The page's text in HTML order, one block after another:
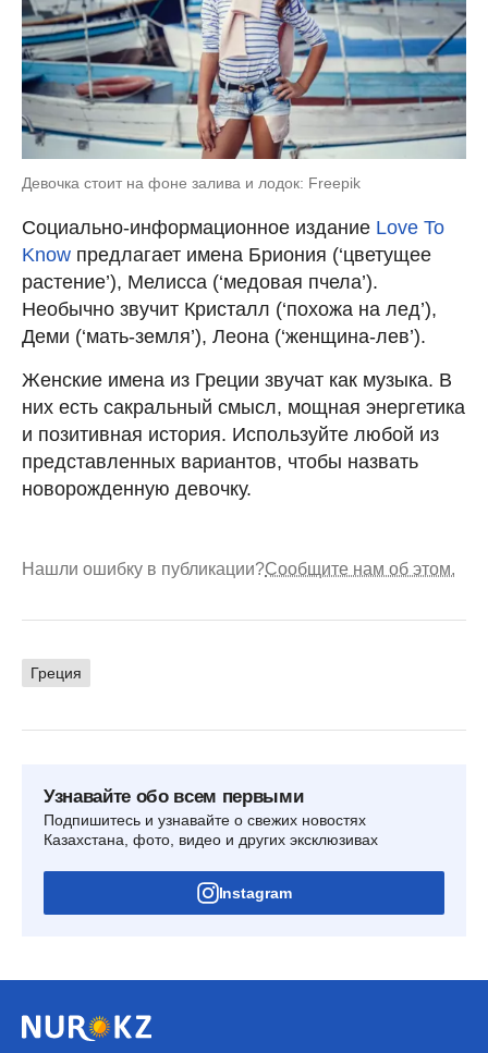
Девочка стоит на фоне залива и лодок: Freepik
Социально-информационное издание Love To
Know предлагает имена Бриония (‘цветущее
растение’), Мелисса (‘медовая пчела’).
Необычно звучит Кристалл (‘похожа на лед’),
Деми (‘мать-земля’), Леона (‘женщина-лев’).
Женские имена из Греции звучат как музыка. В
них есть сакральный смысл, мощная энергетика
и позитивная история. Используйте любой из
представленных вариантов, чтобы назвать
новорожденную девочку.
Нашли ошибку в публикации?Сообщите нам об этом.
Греция
Узнавайте обо всем первыми
Подпишитесь и узнавайте о свежих новостях
Казахстана, фото, видео и других эксклюзивах
Instagram